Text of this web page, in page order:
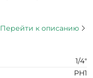
Перейти к описанию
1/4"
PH1